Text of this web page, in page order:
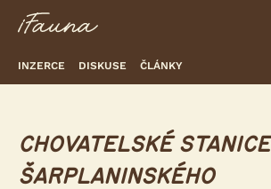
INZERCE DISKUSE ČLÁNKY
CHOVATELSKÉ STANICE
ŠARPLANINSKÉHO